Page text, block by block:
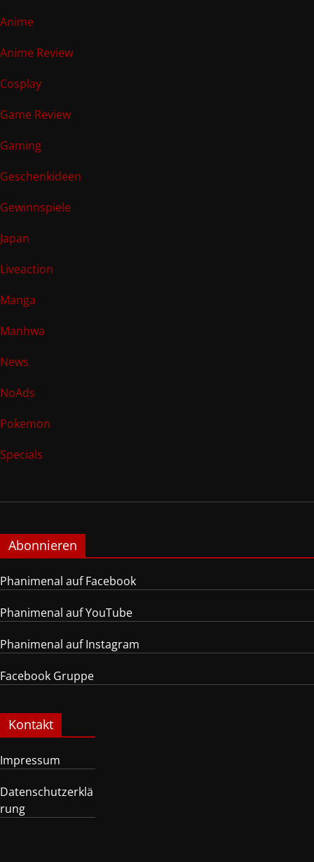
Anime
Anime Review
Cosplay
Game Review
Gaming
Geschenkideen
Gewinnspiele
Japan
Liveaction
Manga
Manhwa
News
NoAds
Pokemon
Specials
Abonnieren
Phanimenal auf Facebook
Phanimenal auf YouTube
Phanimenal auf Instagram
Facebook Gruppe
Kontakt
Impressum
Datenschutzerklä
rung